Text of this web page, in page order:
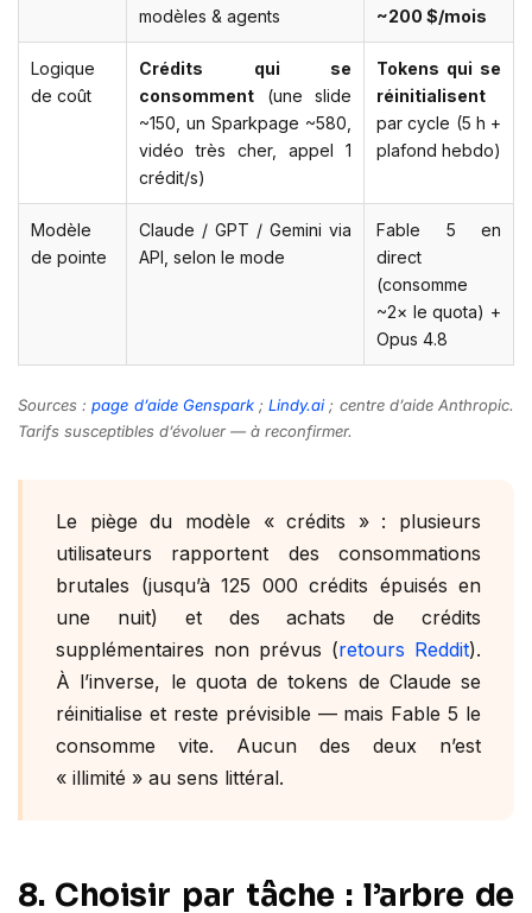
modèles & agents
~200 $/mois
Logique
de coût
Crédits qui se
consomment (une slide
~150, un Sparkpage ~580,
vidéo très cher, appel 1
crédit/s)
Tokens qui se
réinitialisent
par cycle (5 h +
plafond hebdo)
Modèle
de pointe
Claude / GPT / Gemini via
API, selon le mode
Fable 5 en
direct
(consomme
~2× le quota) +
Opus 4.8
Sources :page d’aide Genspark;Lindy.ai; centre d’aide Anthropic.
Tarifs susceptibles d’évoluer — à reconfirmer.
Le piège du modèle « crédits » : plusieurs
utilisateurs rapportent des consommations
brutales (jusqu’à 125 000 crédits épuisés en
une nuit) et des achats de crédits
supplémentaires non prévus (retours Reddit).
À l’inverse, le quota de tokens de Claude se
réinitialise et reste prévisible — mais Fable 5 le
consomme vite. Aucun des deux n’est
« illimité » au sens littéral.
8. Choisir par tâche : l’arbre de